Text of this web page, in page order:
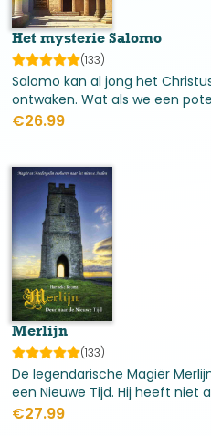
Het mysterie Salomo
(133)
Salomo kan al jong het
ontwaken. Wat als we een
maken? Geïnspireerd door het
€26.99
Merlijn
(133)
De legendarische Magiër
een Nieuwe Tijd. Hij heeft niet
natuurlijke processen van de
€27.99